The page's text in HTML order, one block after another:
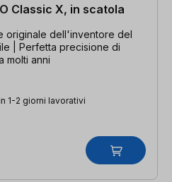
Classic X, in scatola
originale dell'inventore del
| Perfetta precisione di
molti anni
1-2 giorni lavorativi